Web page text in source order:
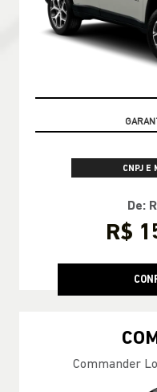
CNPJ E
De:
R$
Commander